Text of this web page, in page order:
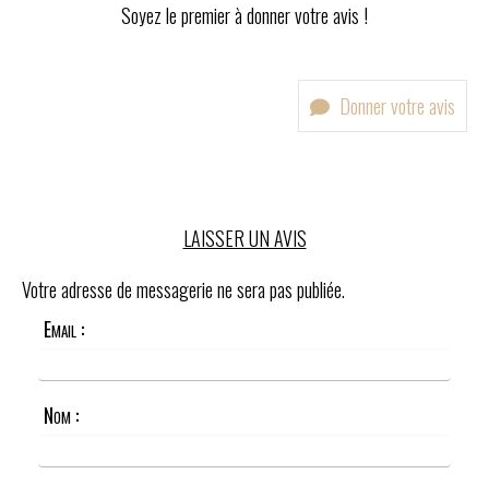
Soyez le premier à donner votre avis !
Donner votre avis
LAISSER UN AVIS
Votre adresse de messagerie ne sera pas publiée.
Email :
Nom :